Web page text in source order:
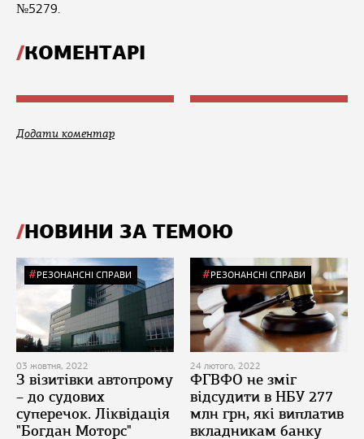
№5279.
КОМЕНТАРІ
Додати коментар
НОВИНИ ЗА ТЕМОЮ
РЕЗОНАНСНІ СПРАВИ
03 жовтня, 2022
З візитівки автопрому
– до судових
суперечок. Ліквідація
"Богдан Моторс"
РЕЗОНАНСНІ СПРАВИ
24 лютого, 2022
ФГВФО не зміг
відсудити в НБУ 277
млн грн, які виплатив
вкладникам банку